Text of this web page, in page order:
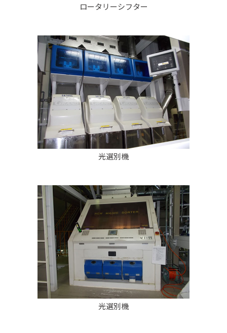
ロータリーシフター
光選別機
光選別機